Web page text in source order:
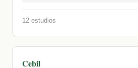
12 estudios
Cebil